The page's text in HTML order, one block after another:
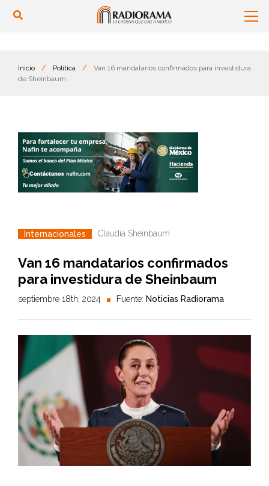
Inicio / Política /
Van 16 mandatarios confirmados para investidura
de Sheinbaum
Internacionales Claudia Sheinbaum
Van 16 mandatarios confirmados
para investidura de Sheinbaum
septiembre 18th, 2024 Fuente: Noticias Radiorama